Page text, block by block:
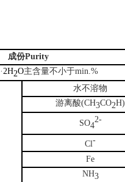
成份Purity
· 2H2O主含量不小于min.%
水不溶物
游离酸(CH3CO2H)
SO4
2-
Cl-
Fe
NH3